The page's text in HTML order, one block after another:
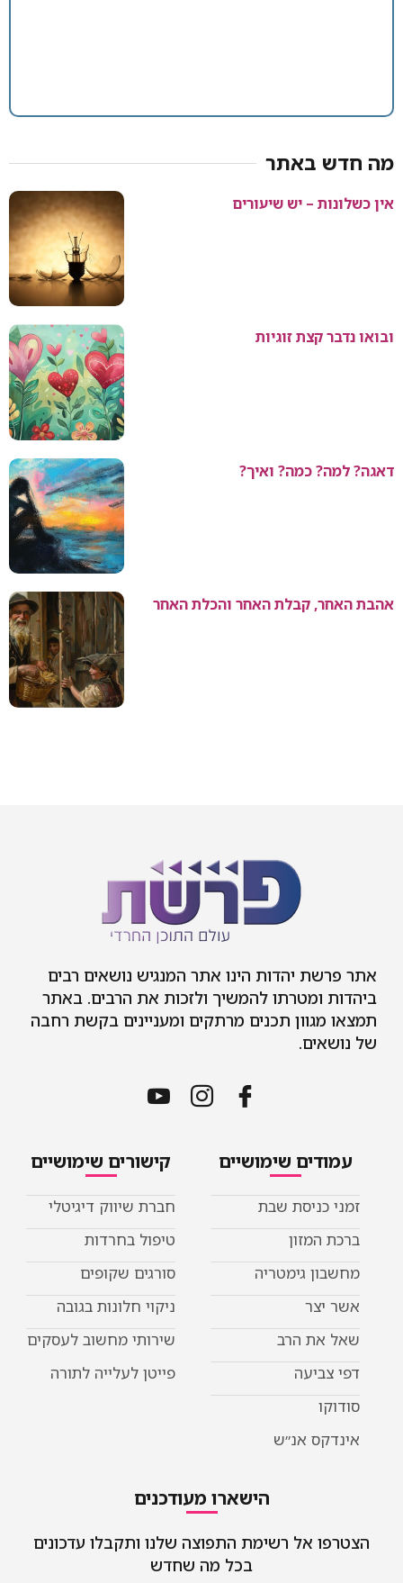
מה חדש באתר
אין כשלונות – יש שיעורים
ובואו נדבר קצת זוגיות
דאגה? למה? כמה? ואיך?
אהבת האחר, קבלת האחר והכלת האחר
אתר פרשת יהדות הינו אתר המנגיש נושאים רבים
ביהדות ומטרתו להמשיך ולזכות את הרבים. באתר
תמצאו מגוון תכנים מרתקים ומעניינים בקשת רחבה
של נושאים.
עמודים שימושיים
זמני כניסת שבת
ברכת המזון
מחשבון גימטריה
אשר יצר
שאל את הרב
דפי צביעה
סודוקו
אינדקס אנ״ש
קישורים שימושיים
חברת שיווק דיגיטלי
טיפול בחרדות
סורגים שקופים
ניקוי חלונות בגובה
שירותי מחשוב לעסקים
פייטן לעלייה לתורה
הישארו מעודכנים
הצטרפו אל רשימת התפוצה שלנו ותקבלו עדכונים
בכל מה שחדש